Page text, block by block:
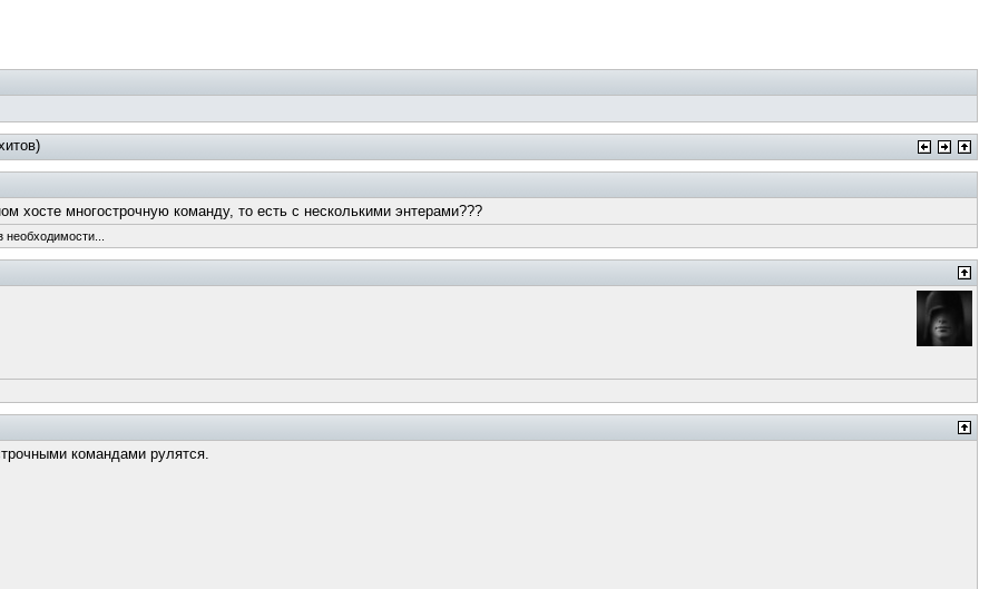
хосте многострочную команду, то есть с несколькими энтерами???
командами рулятся.